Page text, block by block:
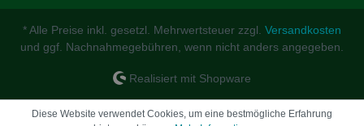
* Alle Preise inkl. gesetzl. Mehrwertsteuer zzgl. Versandkosten
und ggf. Nachnahmegebühren, wenn nicht anders angegeben.
Realisiert mit Shopware
Diese Website verwendet Cookies, um eine bestmögliche Erfahrung